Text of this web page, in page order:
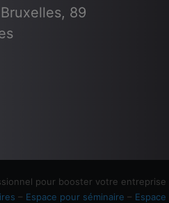
89
pour booster votre entreprise
– Espace pour séminaire – Espace